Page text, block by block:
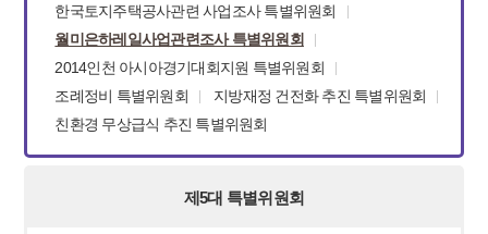
한국토지주택공사관련 사업조사 특별위원회
월미은하레일사업관련조사 특별위원회
2014인천 아시아경기대회지원 특별위원회
조례정비 특별위원회
지방재정 건전화 추진 특별위원회
친환경 무상급식 추진 특별위원회
제5대 특별위원회